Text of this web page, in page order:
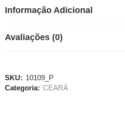
Informação Adicional
Avaliações (0)
SKU: 10109_P
Categoria: CEARÁ